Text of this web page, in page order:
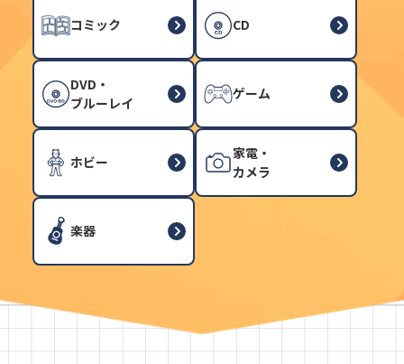
コミック CD
DVD・
ブルーレイ
ゲーム
ホビー
家電・
カメラ
楽器